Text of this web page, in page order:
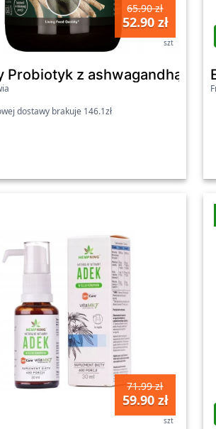
- suplement diety
65.90 zł
52.90 zł
szt
Probiotyk z ashwagandhą
dostawy brakuje 146.1zł
71.99 zł
59.90 zł
szt